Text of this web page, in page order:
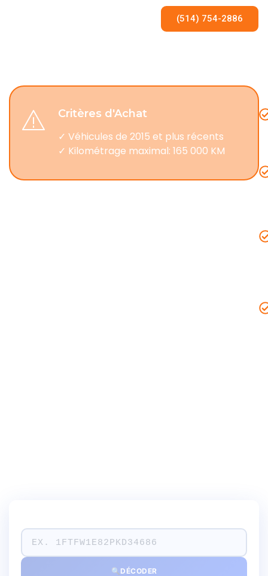
(514) 754-2886
Critères d'Achat
✓ Véhicules de 2015 et plus récents
✓ Kilométrage maximal: 165 000 KM
🔍 DÉCODER